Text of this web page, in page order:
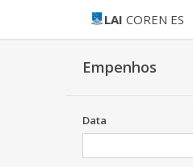
LAI COREN ES
Empenhos
Data